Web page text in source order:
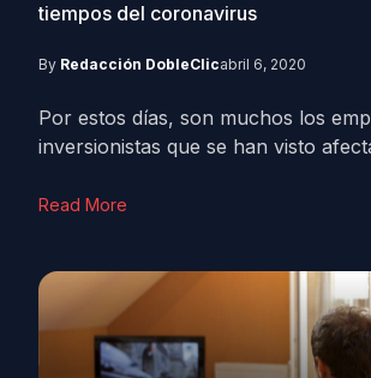
tiempos del coronavirus
By Redacción DobleClicabril 6, 2020
Por estos días, son muchos los
inversionistas que se han visto
Read More